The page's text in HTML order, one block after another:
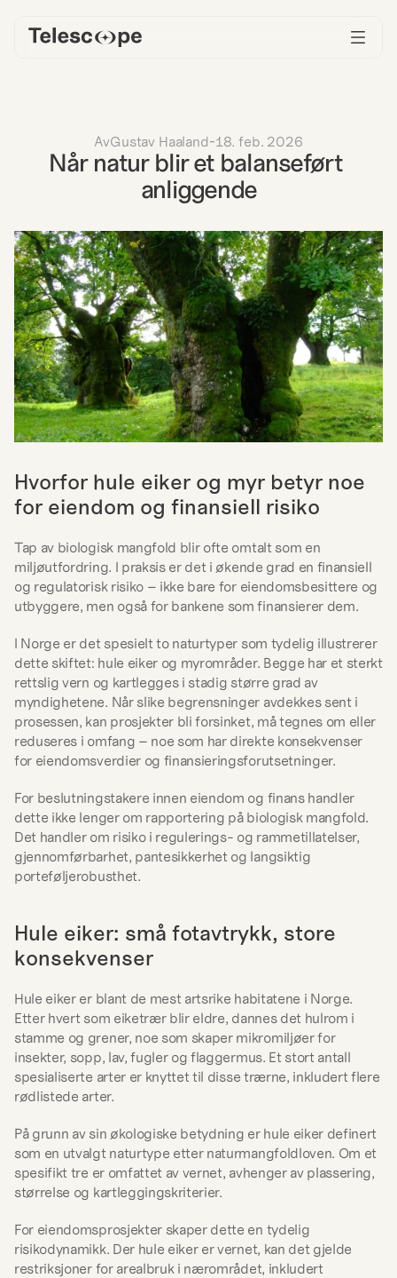
AvGustav Haaland-18. feb. 2026
Når natur blir et balanseført
anliggende
Hvorfor hule eiker og myr betyr noe
for eiendom og finansiell risiko
Tap av biologisk mangfold blir ofte omtalt som en
miljøutfordring. I praksis er det i økende grad en finansiell
og regulatorisk risiko – ikke bare for eiendomsbesittere og
utbyggere, men også for bankene som finansierer dem.
I Norge er det spesielt to naturtyper som tydelig illustrerer
dette skiftet: hule eiker og myrområder. Begge har et sterkt
rettslig vern og kartlegges i stadig større grad av
myndighetene. Når slike begrensninger avdekkes sent i
prosessen, kan prosjekter bli forsinket, må tegnes om eller
reduseres i omfang – noe som har direkte konsekvenser
for eiendomsverdier og finansieringsforutsetninger.
For beslutningstakere innen eiendom og finans handler
dette ikke lenger om rapportering på biologisk mangfold.
Det handler om risiko i regulerings- og rammetillatelser,
gjennomførbarhet, pantesikkerhet og langsiktig
porteføljerobusthet.
Hule eiker: små fotavtrykk, store
konsekvenser
Hule eiker er blant de mest artsrike habitatene i Norge.
Etter hvert som eiketrær blir eldre, dannes det hulrom i
stamme og grener, noe som skaper mikromiljøer for
insekter, sopp, lav, fugler og flaggermus. Et stort antall
spesialiserte arter er knyttet til disse trærne, inkludert flere
rødlistede arter.
På grunn av sin økologiske betydning er hule eiker definert
som en utvalgt naturtype etter naturmangfoldloven. Om et
spesifikt tre er omfattet av vernet, avhenger av plassering,
størrelse og kartleggingskriterier.
For eiendomsprosjekter skaper dette en tydelig
risikodynamikk. Der hule eiker er vernet, kan det gjelde
restriksjoner for arealbruk i nærområdet, inkludert